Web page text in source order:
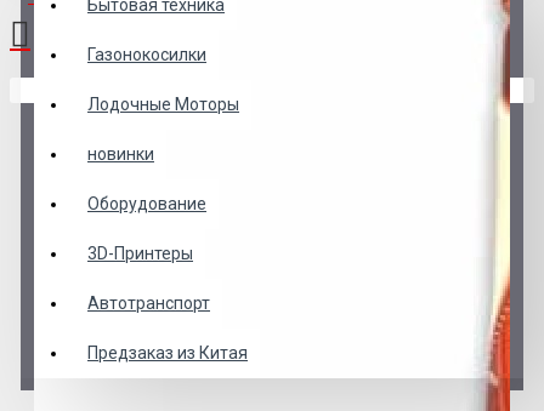
Бытовая техника
Газонокосилки
Лодочные Моторы
новинки
Оборудование
3D-Принтеры
Автотранспорт
Предзаказ из Китая